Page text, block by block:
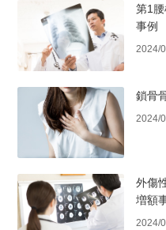
第1
事例
2024/
鎖骨
2024/
外傷
増額
2024/